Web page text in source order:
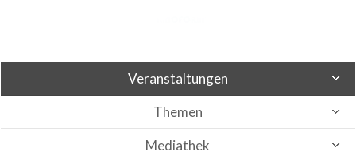
Veranstaltungen
Themen
Mediathek